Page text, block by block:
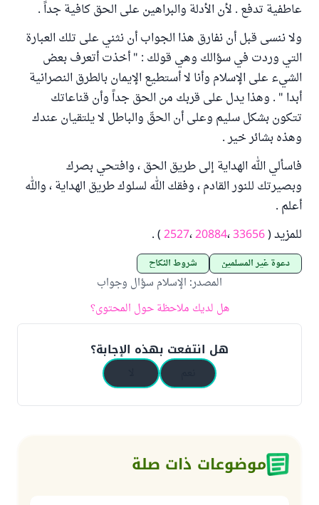
عاطفية تدفع . لأن الأدلة والبراهين على الحق كافية جداً .
ولا ننسى قبل أن نفارق هذا الجواب أن نثني على تلك العبارة
التي وردت في سؤالك وهي قولك : " أخذت أتعرف بعض
الشيء على الإسلام وأنا لا أستطيع الإيمان بالطرق النصرانية
أبدا " . وهذا يدل على قربك من الحق جداً وأن قناعاتك
تتكون بشكل سليم وعلى أن الحقّ والباطل لا يلتقيان عندك
وهذه بشائر خير .
فاسألي الله الهداية إلى طريق الحق ، وافتحي بصرك
وبصيرتك للنور القادم ، وفقك الله لسلوك طريق الهداية ، والله
أعلم .
للمزيد (33656،20884،2527
) .
دعوة غير المسلمين شروط النكاح
المصدر: الإسلام سؤال وجواب
هل لديك ملاحظة حول المحتوى؟
هل انتفعت بهذه الإجابة؟
موضوعات ذات صلة